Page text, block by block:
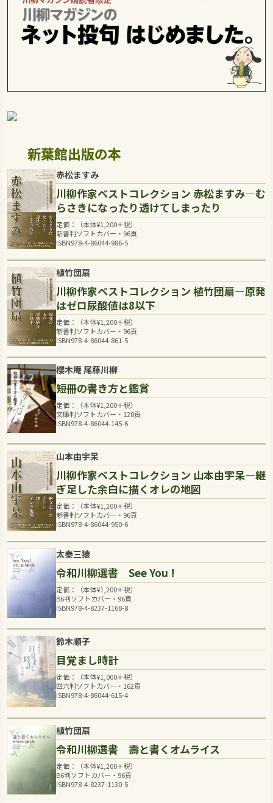
新葉館出版の本
赤松ますみ
川柳作家ベストコレクション 赤松ますみ―む
らさきになったり透けてしまったり
定価：（本体¥1,200＋税）
新書判ソフトカバー・96頁
ISBN978-4-86044-986-5
植竹団扇
川柳作家ベストコレクション 植竹団扇―原発
はゼロ尿酸値は8以下
定価：（本体¥1,200＋税）
新書判ソフトカバー・96頁
ISBN978-4-86044-861-5
櫻木庵 尾藤川柳
短冊の書き方と鑑賞
定価：（本体¥1,200＋税）
文庫判ソフトカバー・128頁
ISBN978-4-86044-145-6
山本由宇呆
川柳作家ベストコレクション 山本由宇呆―継
ぎ足した余白に描くオレの地図
定価：（本体¥1,200＋税）
新書判ソフトカバー・96頁
ISBN978-4-86044-950-6
太秦三猿
令和川柳選書 See You !
定価：（本体¥1,200＋税）
B6判ソフトカバー・96頁
ISBN978-4-8237-1168-8
鈴木順子
目覚まし時計
定価：（本体¥1,000＋税）
四六判ソフトカバー・162頁
ISBN978-4-86044-615-4
植竹団扇
令和川柳選書 壽と書くオムライス
定価：（本体¥1,200＋税）
B6判ソフトカバー・96頁
ISBN978-4-8237-1130-5